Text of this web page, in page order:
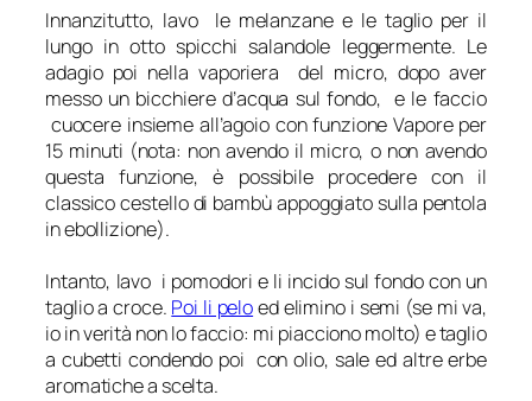
Innanzitutto, lavo le melanzane e le taglio per il
lungo in otto spicchi salandole leggermente. Le
adagio poi nella vaporiera del micro, dopo aver
messo un bicchiere d’acqua sul fondo, e le faccio
cuocere insieme all’agoio con funzione Vapore per
15 minuti (nota: non avendo il micro, o non avendo
questa funzione, è possibile procedere con il
classico cestello di bambù appoggiato sulla pentola
in ebollizione).
Intanto, lavo i pomodori e li incido sul fondo con un
taglio a croce. Poi li peloed elimino i semi (se mi va,
io in verità non lo faccio: mi piacciono molto) e taglio
a cubetti condendo poi con olio, sale ed altre erbe
aromatiche a scelta.